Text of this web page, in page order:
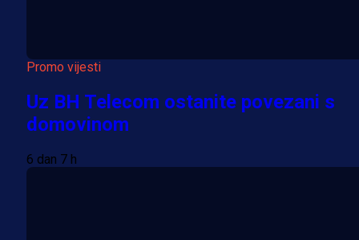
Promo vijesti
Uz BH Telecom ostanite povezani s
domovinom
6 dan 7 h